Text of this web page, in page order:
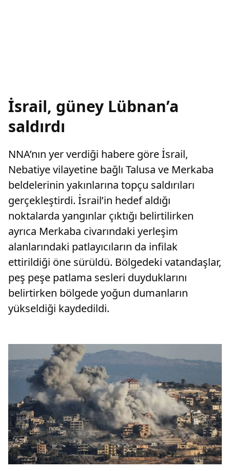
İsrail, güney Lübnan’a
saldırdı
NNA’nın yer verdiği habere göre İsrail,
Nebatiye vilayetine bağlı Talusa ve Merkaba
beldelerinin yakınlarına topçu saldırıları
gerçekleştirdi. İsrail’in hedef aldığı
noktalarda yangınlar çıktığı belirtilirken
ayrıca Merkaba civarındaki yerleşim
alanlarındaki patlayıcıların da infilak
ettirildiği öne sürüldü. Bölgedeki vatandaşlar,
peş peşe patlama sesleri duyduklarını
belirtirken bölgede yoğun dumanların
yükseldiği kaydedildi.